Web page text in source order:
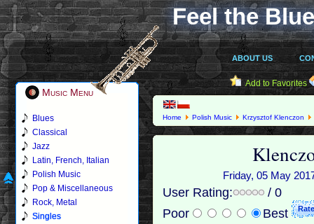
Feel the
ABOUT US
Music Menu
Blues
Classical
Jazz
Latin, French, Italian
Polish Music
Pop & Miscellaneous
Rock, Metal
Singles
Add to Favorites
Home Polish Music Krzysztof Klenczon
Friday, 05 May
User Rating:
/ 0
Poor
Best